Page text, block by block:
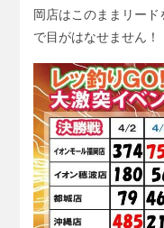
岡店はこのままリー
で目がはなせません！